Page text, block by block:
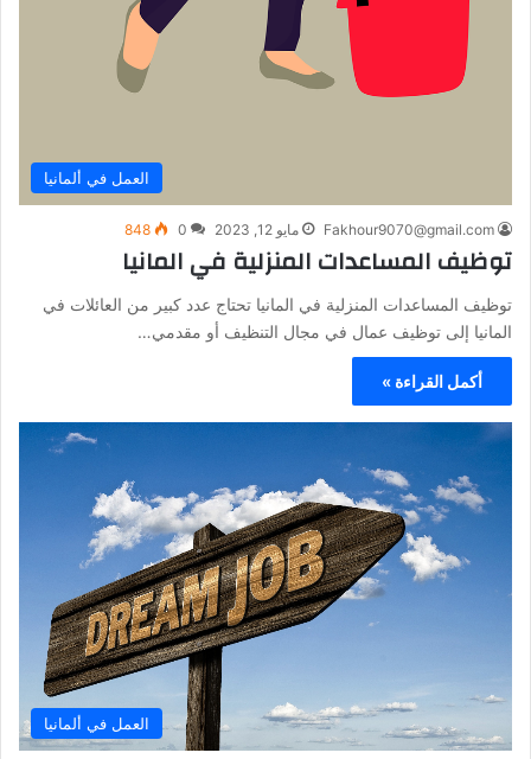
العمل في ألمانيا
Fakhour9070@gmail.com مايو 12, 2023 0
848
توظيف المساعدات المنزلية في المانيا
توظيف المساعدات المنزلية في المانيا تحتاج عدد كبير من العائلات في
المانيا إلى توظيف عمال في مجال التنظيف أو مقدمي…
أكمل القراءة »
العمل في ألمانيا